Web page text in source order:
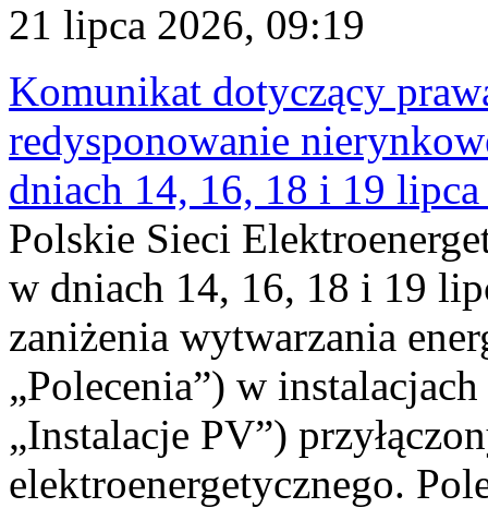
21 lipca 2026, 09:19
Komunikat dotyczący
redysponowanie
dniach 14, 16, 18 i 19
Polskie Sieci
w dniach 14, 16, 18 i 19
zaniżenia wytwarzania
„Polecenia”) w
„Instalacje PV”)
elektroenergetycznego.